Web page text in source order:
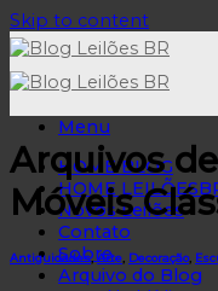
Skip to content
Menu
HOME BLOG
HOME
Novos Leilões
Contato
Sobre
Arquivo do Blog
Arquivos
Móveis
Antiguidades,Arte Decoração,